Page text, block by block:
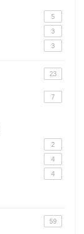
5
3
3
23
7
2
4
4
59